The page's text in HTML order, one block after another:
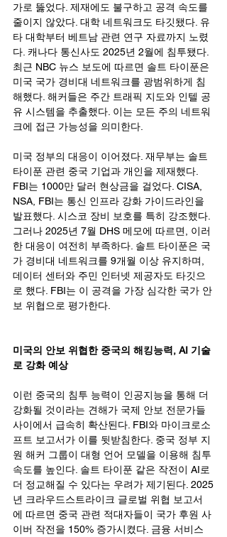
가로 뚫었다. 제재에도 불구하고 공격 속도를
줄이지 않았다. 대학 네트워크도 타깃됐다. 유
타 대학부터 베트남 관련 연구 자료까지 노렸
다. 캐나다 통신사도 2025년 2월에 침투됐다.
최근 NBC 뉴스 보도에 따르면 솔트 타이푼은
미국 국가 경비대 네트워크를 광범위하게 침
해했다. 해커들은 주간 트래픽 지도와 인텔 공
유 시스템을 추출했다. 이는 모든 주의 네트워
크에 접근 가능성을 의미한다.
미국 정부의 대응이 이어졌다. 재무부는 솔트
타이푼 관련 중국 기업과 개인을 제재했다.
FBI는 1000만 달러 현상금을 걸었다. CISA,
NSA, FBI는 통신 인프라 강화 가이드라인을
발표했다. 시스코 장비 보호를 특히 강조했다.
그러나 2025년 7월 DHS 메모에 따르면, 이러
한 대응이 여전히 부족하다. 솔트 타이푼은 국
가 경비대 네트워크를 9개월 이상 유지하며,
데이터 센터와 주민 인터넷 제공자도 타깃으
로 했다. FBI는 이 공격을 가장 심각한 국가 안
보 위협으로 평가한다.
미국의 안보 위협한 중국의 해킹능력, AI 기술
로 강화 예상
이런 중국의 침투 능력이 인공지능을 통해 더
강화될 것이라는 견해가 국제 안보 전문가들
사이에서 급속히 확산된다. FBI와 마이크로소
프트 보고서가 이를 뒷받침한다. 중국 정부 지
원 해커 그룹이 대형 언어 모델을 이용해 침투
속도를 높인다. 솔트 타이푼 같은 작전이 AI로
더 정교해질 수 있다는 우려가 제기된다. 2025
년 크라우드스트라이크 글로벌 위협 보고서
에 따르면 중국 관련 적대자들이 국가 후원 사
이버 작전을 150% 증가시켰다. 금융 서비스